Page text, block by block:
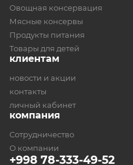
+998 78-333-49-52
Овощная консервация
Мясные консервы
Продукты питания
Товары для детей
клиентам
новости и акции
контакты
личный кабинет
компания
Сотрудничество
О компании